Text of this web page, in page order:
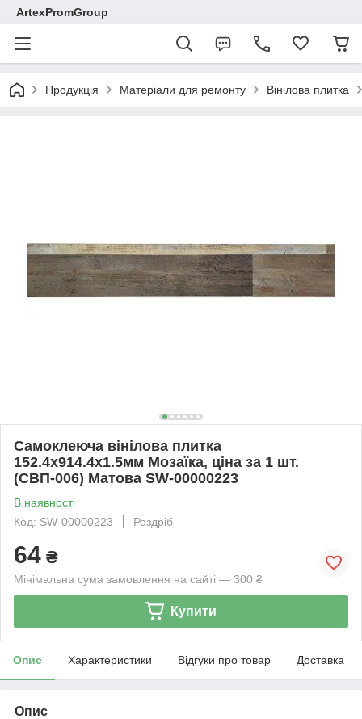
ArtexPromGroup
Продукція Матеріали для ремонту Вінілова плитка
Самоклеюча вінілова плитка
152.4х914.4х1.5мм Мозаїка, ціна за 1 шт.
(СВП-006) Матова SW-00000223
В наявності
Код: SW-00000223
Роздріб
64 ₴
Мінімальна сума замовлення на сайті — 300 ₴
Купити
Опис Характеристики Відгуки про товар Доставка
Опис